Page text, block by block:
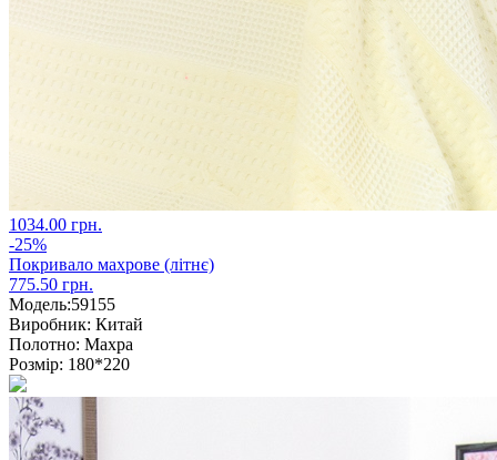
1034.00 грн.
-25%
Покривало махрове (літнє)
775.50 грн.
Модель:59155
Виробник: Китай
Полотно: Махра
Розмір: 180*220